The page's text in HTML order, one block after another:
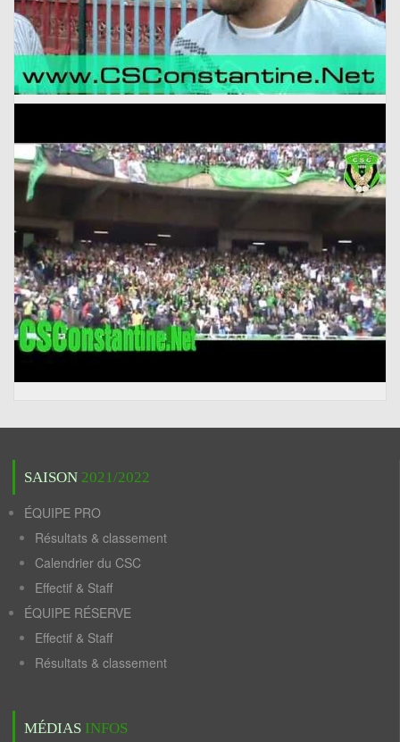
SAISON 2021/2022
ÉQUIPE PRO
Résultats & classement
Calendrier du CSC
Effectif & Staff
ÉQUIPE RÉSERVE
Effectif & Staff
Résultats & classement
MÉDIAS INFOS